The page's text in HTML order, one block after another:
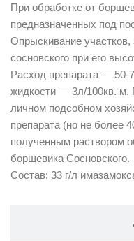
При обработке от
предназначенных под
Опрыскивание
сосновского при его
Расход препарата — 50-
жидкости — 3л/100кв. м.
личном подсобном
препарата (но не более
полученным раствором
борщевика Сосновского.
Состав: 33 г/л